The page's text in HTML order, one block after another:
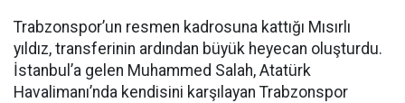
Trabzonspor’un resmen kadrosuna kattığı Mısırlı
yıldız, transferinin ardından büyük heyecan oluşturdu.
İstanbul’a gelen Muhammed Salah, Atatürk
Havalimanı’nda kendisini karşılayan Trabzonspor